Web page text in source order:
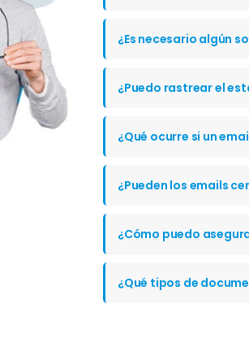
¿Es necesario algún
¿Puedo rastrear el
¿Qué ocurre si un
¿Pueden los emails
¿Cómo puedo
¿Qué tipos de